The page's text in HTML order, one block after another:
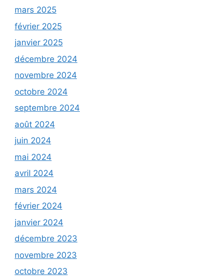
mars 2025
février 2025
janvier 2025
décembre 2024
novembre 2024
octobre 2024
septembre 2024
août 2024
juin 2024
mai 2024
avril 2024
mars 2024
février 2024
janvier 2024
décembre 2023
novembre 2023
octobre 2023